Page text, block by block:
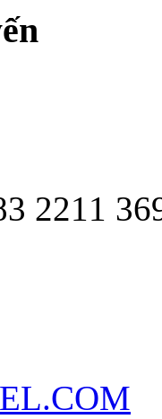
2211